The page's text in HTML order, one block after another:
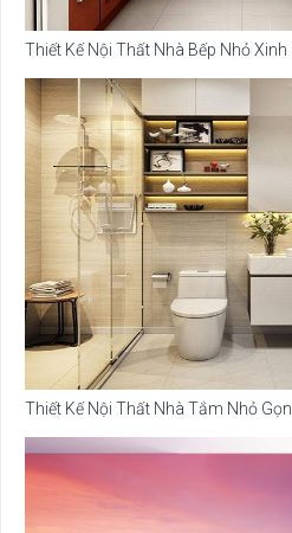
Thiết Kế Nội Thất Nhà Bếp Nhỏ Xinh
Thiết Kế Nội Thất Nhà Tắm Nhỏ Gọn